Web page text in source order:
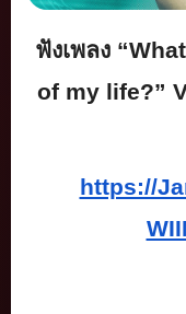
ฟังเพลง
of my life?”
https://